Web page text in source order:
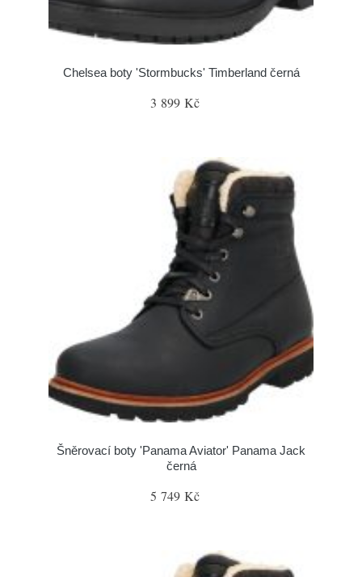
Chelsea boty 'Stormbucks' Timberland černá
3 899 Kč
Šněrovací boty 'Panama Aviator' Panama Jack
černá
5 749 Kč